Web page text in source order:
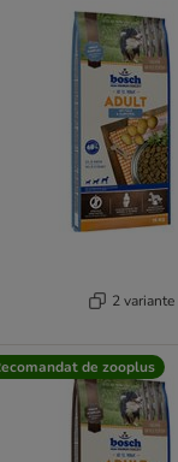
2 variante
de zooplus